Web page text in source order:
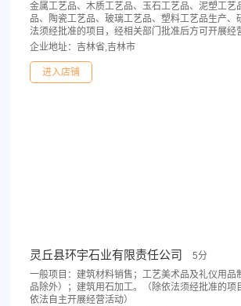
金属工艺品、木质工艺品、玉石工艺品、泥塑工艺
品、陶瓷工艺品、玻璃工艺品、塑料工艺品生产、
法须经批准的项目，经相关部门批准后方可开展经
企业地址：吉林省,吉林市
进入店铺
灵丘县环宇石业有限责任公司
5分
一般项目：建筑材料销售；工艺美术品及礼仪用品
品除外）；建筑用石加工。（除依法须经批准的项
依法自主开展经营活动）